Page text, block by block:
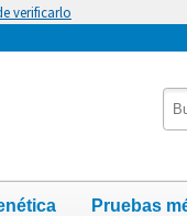
verificarlo
Pruebas